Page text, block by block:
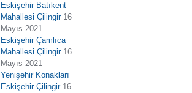
Eskişehir Batıkent
Mahallesi Çilingir 16
Mayıs 2021
Eskişehir Çamlıca
Mahallesi Çilingir 16
Mayıs 2021
Yenişehir Konakları
Eskişehir Çilingir 16